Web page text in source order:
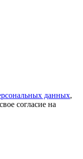
данных,
согласие на